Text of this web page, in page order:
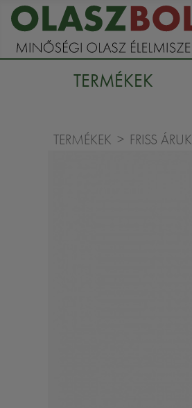
TERMÉKEK
TERMÉKEK FRISS ÁRUK